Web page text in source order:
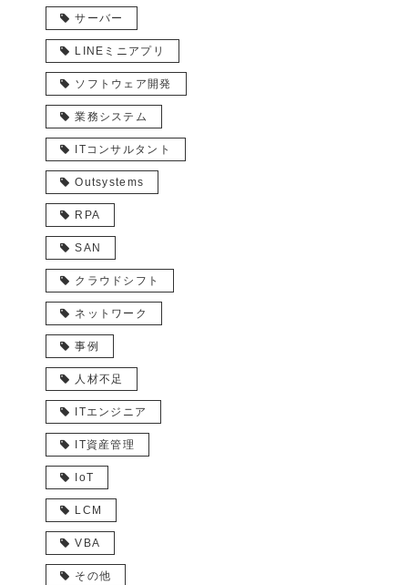
サーバー
LINEミニアプリ
ソフトウェア開発
業務システム
ITコンサルタント
Outsystems
RPA
SAN
クラウドシフト
ネットワーク
事例
人材不足
ITエンジニア
IT資産管理
IoT
LCM
VBA
その他